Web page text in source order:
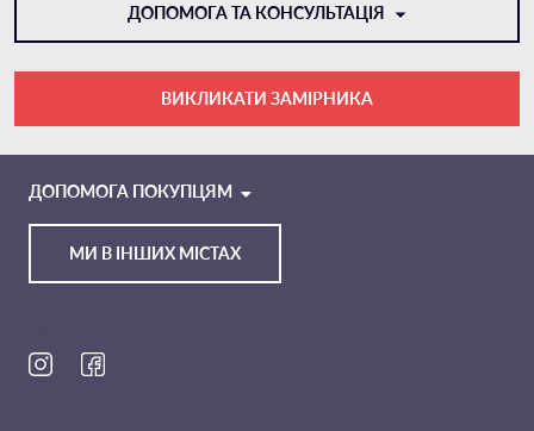
ДОПОМОГА ТА КОНСУЛЬТАЦІЯ
TELEGRAM
ВИКЛИКАТИ ЗАМІРНИКА
МИ В ІНШИХ МІСТАХ
ДОПОМОГА ПОКУПЦЯМ